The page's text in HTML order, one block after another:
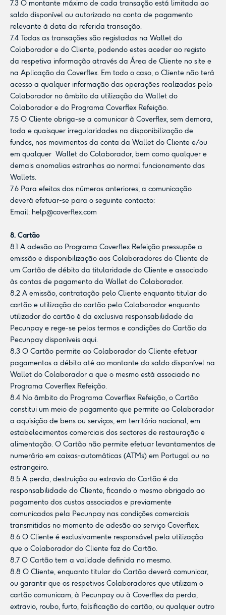
7.3 O montante máximo de cada transação está limitada ao
saldo disponível ou autorizado na conta de pagamento
relevante à data da referida transação.
7.4 Todas as transações são registadas na Wallet do
Colaborador e do Cliente, podendo estes aceder ao registo
da respetiva informação através da Área de Cliente no site e
na Aplicação da Coverflex. Em todo o caso, o Cliente não terá
acesso a qualquer informação das operações realizadas pelo
Colaborador no âmbito da utilização da Wallet do
Colaborador e do Programa Coverflex Refeição.
7.5 O Cliente obriga-se a comunicar à Coverflex, sem demora,
toda e quaisquer irregularidades na disponibilização de
fundos, nos movimentos da conta da Wallet do Cliente e/ou
em qualquer Wallet do Colaborador, bem como qualquer e
demais anomalias estranhas ao normal funcionamento das
Wallets.
7.6 Para efeitos dos números anteriores, a comunicação
deverá efetuar-se para o seguinte contacto:
Email: help@coverflex.com
8. Cartão
8.1 A adesão ao Programa Coverflex Refeição pressupõe a
emissão e disponibilização aos Colaboradores do Cliente de
um Cartão de débito da titularidade do Cliente e associado
às contas de pagamento da Wallet do Colaborador.
8.2 A emissão, contratação pelo Cliente enquanto titular do
cartão e utilização do cartão pelo Colaborador enquanto
utilizador do cartão é da exclusiva responsabilidade da
Pecunpay e rege-se pelos termos e condições do Cartão da
Pecunpay disponíveis aqui.
8.3 O Cartão permite ao Colaborador do Cliente efetuar
pagamentos a débito até ao montante do saldo disponível na
Wallet do Colaborador a que o mesmo está associado no
Programa Coverflex Refeição.
8.4 No âmbito do Programa Coverflex Refeição, o Cartão
constitui um meio de pagamento que permite ao Colaborador
a aquisição de bens ou serviços, em território nacional, em
estabelecimentos comerciais dos sectores de restauração e
alimentação. O Cartão não permite efetuar levantamentos de
numerário em caixas-automáticas (ATMs) em Portugal ou no
estrangeiro.
8.5 A perda, destruição ou extravio do Cartão é da
responsabilidade do Cliente, ficando o mesmo obrigado ao
pagamento dos custos associados e previamente
comunicados pela Pecunpay nas condições comerciais
transmitidas no momento de adesão ao serviço Coverflex.
8.6 O Cliente é exclusivamente responsável pela utilização
que o Colaborador do Cliente faz do Cartão.
8.7 O Cartão tem a validade definida no mesmo.
8.8 O Cliente, enquanto titular do Cartão deverá comunicar,
ou garantir que os respetivos Colaboradores que utilizam o
cartão comunicam, à Pecunpay ou à Coverflex da perda,
extravio, roubo, furto, falsificação do cartão, ou qualquer outro